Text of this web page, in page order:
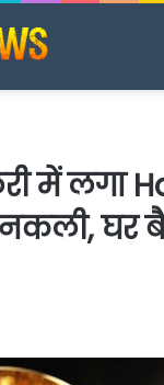
में लगा
घर